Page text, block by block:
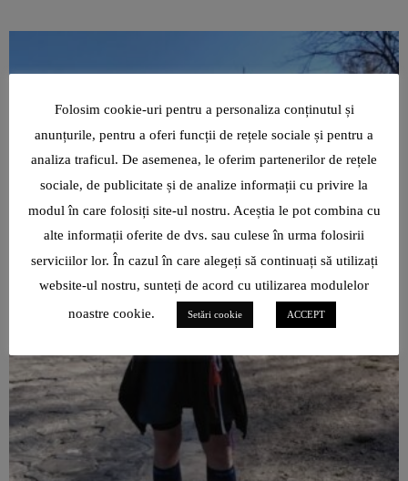
Folosim cookie-uri pentru a personaliza conținutul și
anunțurile, pentru a oferi funcții de rețele sociale și pentru a
analiza traficul. De asemenea, le oferim partenerilor de rețele
sociale, de publicitate și de analize informații cu privire la
modul în care folosiți site-ul nostru. Aceștia le pot combina cu
alte informații oferite de dvs. sau culese în urma folosirii
serviciilor lor. În cazul în care alegeți să continuați să utilizați
website-ul nostru, sunteți de acord cu utilizarea modulelor
noastre cookie.
Setări cookie ACCEPT